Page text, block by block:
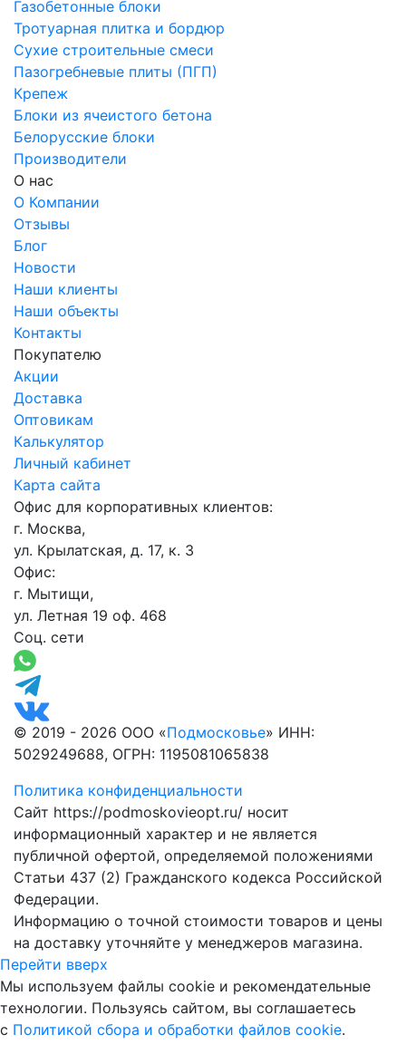
Газобетонные блоки
Тротуарная плитка и бордюр
Сухие строительные смеси
Пазогребневые плиты (ПГП)
Крепеж
Блоки из ячеистого бетона
Белорусские блоки
Производители
О нас
О Компании
Отзывы
Блог
Новости
Наши клиенты
Наши объекты
Контакты
Покупателю
Акции
Доставка
Оптовикам
Калькулятор
Личный кабинет
Карта сайта
Офис для корпоративных клиентов:
г. Москва,
ул. Крылатская, д. 17, к. 3
Офис:
г. Мытищи,
ул. Летная 19 оф. 468
Соц. сети
© 2019 - 2026 ООО «Подмосковье» ИНН:
5029249688, ОГРН: 1195081065838
Политика конфиденциальности
Сайт https://podmoskovieopt.ru/ носит
информационный характер и не является
публичной офертой, определяемой положениями
Статьи 437 (2) Гражданского кодекса Российской
Федерации.
Информацию о точной стоимости товаров и цены
на доставку уточняйте у менеджеров магазина.
Перейти вверх
Мы используем файлы cookie и рекомендательные
технологии. Пользуясь сайтом, вы соглашаетесь
с Политикой сбора и обработки файлов cookie.